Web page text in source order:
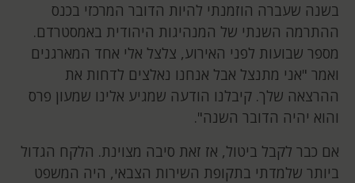
בשנה שעברה הוזמנתי להיות הדובר המרכזי בכנס
ההתרמה השנתי של המנהיגות היהודית באמסטרדם.
מספר שבועות לפני האירוע, צלצל אלי אחד המארגנים
ואמר "אני מתנצל אבל אנחנו נאלצים לדחות את
ההרצאה שלך. קיבלנו הודעה שמגיע אלינו שמעון פרס
והוא יהיה הדובר השנה".
אם כבר לקבל ביטול, אז זאת סיבה מצוינת. הלקח הגדול
ביותר שלמדתי בתקופת השירות הצבאי, היה המשפט